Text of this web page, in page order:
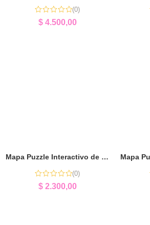
(0)
$4.500,00
Mapa Puzzle Interactivo de África | Aprender Geografía Jugando
(0)
$2.300,00